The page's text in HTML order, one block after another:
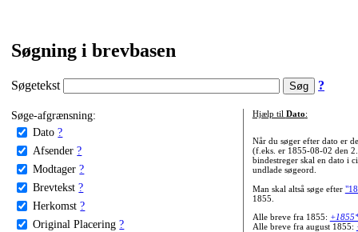
Søgning i brevbasen
Søgetekst ?
Søge-afgrænsning:
Dato ?
Afsender ?
Modtager ?
Brevtekst ?
Herkomst ?
Original Placering ?
Hjælp til Dato:
Når du søger efter dato er
(f.eks. er 1855-08-02 den
bindestreger skal en dato i
undlade søgeord.
Man skal altså søge efter
1855.
Alle breve fra 1855:
Alle breve fra august 1855: